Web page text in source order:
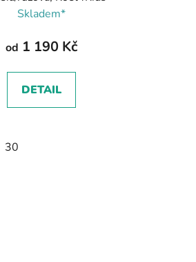
Skladem*
od 1 190 Kč
DETAIL
30